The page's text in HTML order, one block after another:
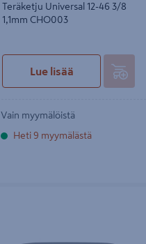
Teräketju Universal 12-46 3/8
1,1mm CHO003
Lue lisää
Vain myymälöistä
Heti 9 myymälästä